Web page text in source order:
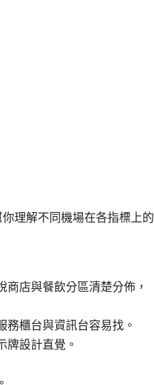
理解不同機場在各指標上的
店與餐飲分區清楚分佈，
櫃台與資訊台容易找。
牌設計直覺。